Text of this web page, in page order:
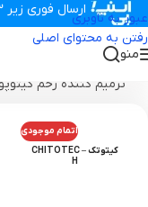
عبور به ناوبری
رفتن به محتوای اصلی
ارسال فوری زیر 3 ساعت (تهران)
منو
تجهیزات پزشکی پارساطب
ترمیم کننده زخم
اتمام موجودی
کیتوتک – CHITOTEC
H